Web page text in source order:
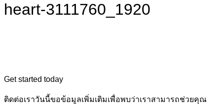
heart-3111760_1920
Get started today
ติดต่อเราวันนี้ขอข้อมูลเพิ่มเติมเพื่อพบว่าเราสามารถช่วยคุณ